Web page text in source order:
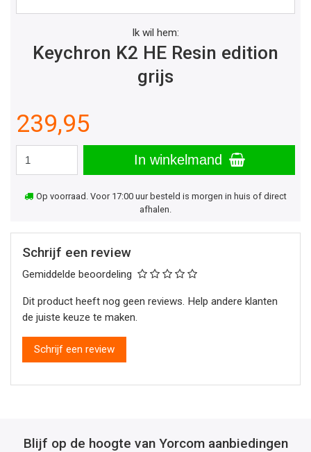
Ik wil hem:
Keychron K2 HE Resin edition
grijs
239,95
In winkelmand
Op voorraad. Voor 17:00 uur besteld is morgen in huis of direct
afhalen.
Schrijf een review
Gemiddelde beoordeling
Dit product heeft nog geen reviews. Help andere klanten
de juiste keuze te maken.
Schrijf een review
Blijf op de hoogte van Yorcom aanbiedingen